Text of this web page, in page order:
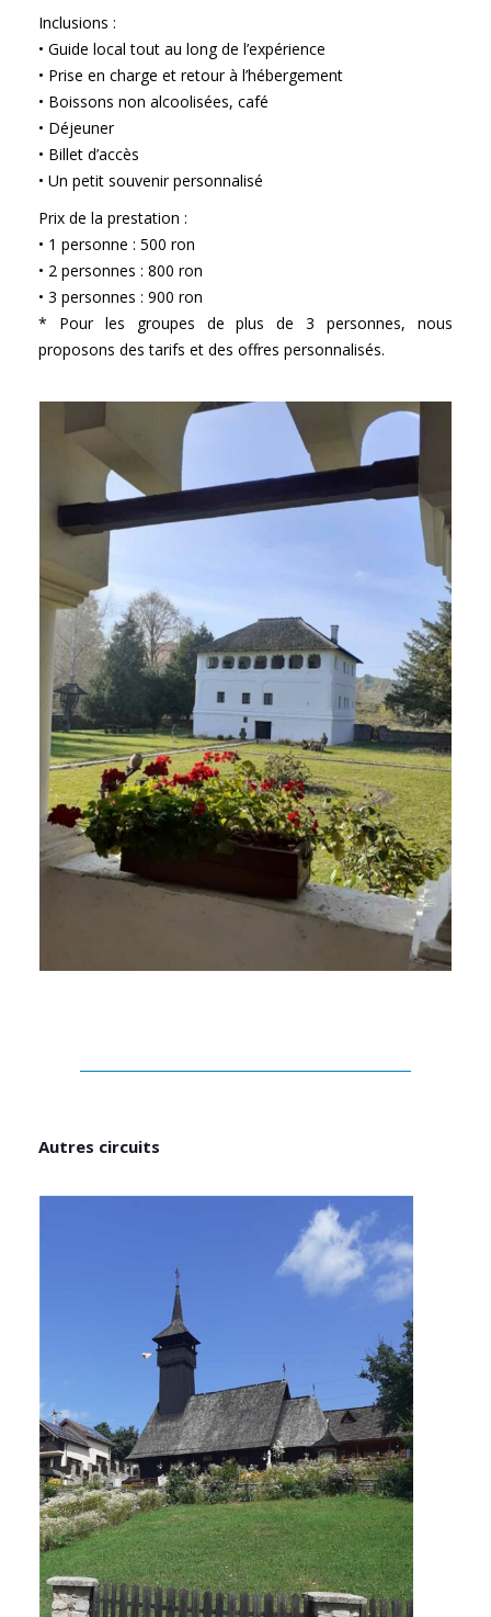
Inclusions :
• Guide local tout au long de l’expérience
• Prise en charge et retour à l’hébergement
• Boissons non alcoolisées, café
• Déjeuner
• Billet d’accès
• Un petit souvenir personnalisé
Prix de la prestation :
• 1 personne : 500 ron
• 2 personnes : 800 ron
• 3 personnes : 900 ron
* Pour les groupes de plus de 3 personnes, nous
proposons des tarifs et des offres personnalisés.
Autres circuits